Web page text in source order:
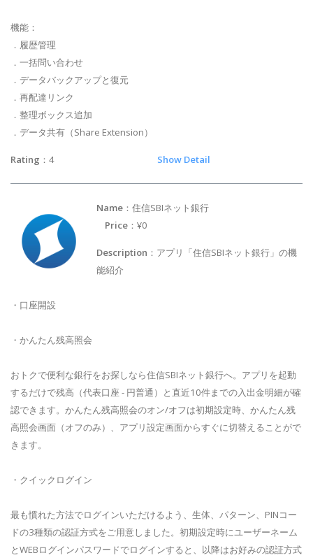
機能：
．履歴管理
．一括問い合わせ
．データバックアップと復元
．再配達リンク
．整理ボックス追加
．データ共有（Share Extension）
Rating ：4 Show Detail
Name ：住信SBIネット銀行
Price ：¥0
Description ：アプリ「住信SBIネット銀行」の機
能紹介
・口座開設
・かんたん残高照会
おトクで便利な銀行をお探しなら住信SBIネット銀行へ。アプリを起動
するだけで残高（代表口座 - 円普通）と直近10件までの入出金明細が確
認できます。かんたん残高照会のオン/オフは初期設定時、かんたん残
高照会画面（オフのみ）、アプリ設定画面からすぐに切替えることがで
きます。
・クイックログイン
最も慣れた方法でログインいただけるよう、生体、パターン、PINコー
ドの3種類の認証方式をご用意しました。初期設定時にユーザーネーム
とWEBログインパスワードでログインすると、以降はお好みの認証方式